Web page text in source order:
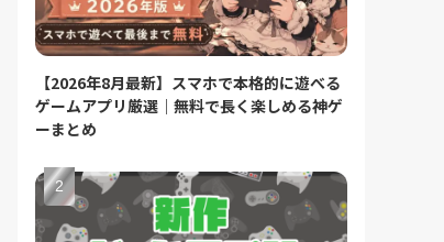
【2026年8月最新】スマホで本格的に遊べる
ゲームアプリ厳選｜無料で長く楽しめる神ゲ
ーまとめ